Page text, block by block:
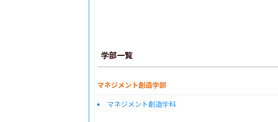
学部一覧
マネジメント創造学部
マネジメント創造学科